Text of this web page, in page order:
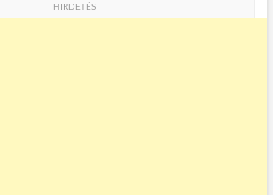
HIRDETÉS